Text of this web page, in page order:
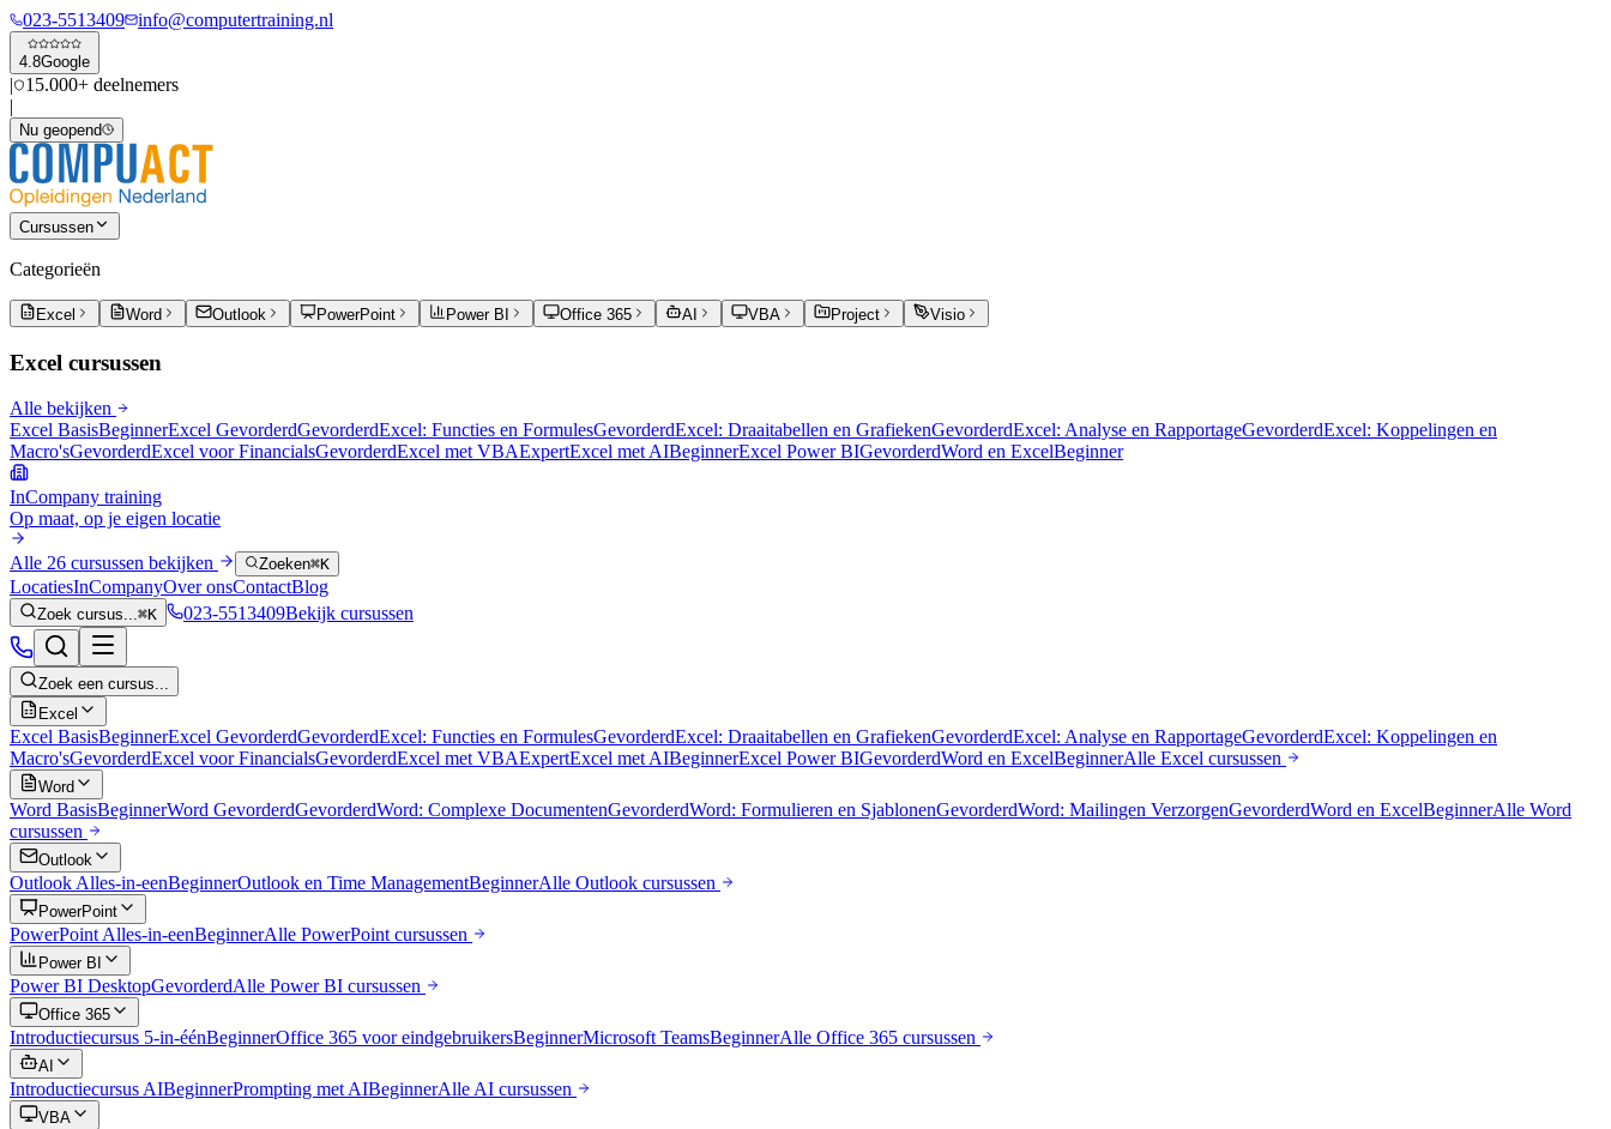
023-5513409 info@computertraining.nl
4.8Google
|
15.000+ deelnemers
|
Nu geopend
Cursussen
Categorieën
Excel Word Outlook PowerPoint Power BI Office 365 AI VBA Project Visio
Excel cursussen
Alle bekijken
Excel BasisBeginnerExcel GevorderdGevorderdExcel: Functies en FormulesGevorderdExcel: Draaitabellen en GrafiekenGevorderdExcel: Analyse en RapportageGevorderdExcel: Koppelingen en
Macro'sGevorderdExcel voor FinancialsGevorderdExcel met VBAExpertExcel met AIBeginnerExcel Power BIGevorderdWord en ExcelBeginner
InCompany training
Op maat, op je eigen locatie
Alle 26 cursussen bekijken Zoeken⌘K
LocatiesInCompanyOver onsContactBlog
Zoek cursus...⌘K 023-5513409Bekijk cursussen
Zoek een cursus...
Excel
Excel BasisBeginnerExcel GevorderdGevorderdExcel: Functies en FormulesGevorderdExcel: Draaitabellen en GrafiekenGevorderdExcel: Analyse en RapportageGevorderdExcel: Koppelingen en
Macro'sGevorderdExcel voor FinancialsGevorderdExcel met VBAExpertExcel met AIBeginnerExcel Power BIGevorderdWord en ExcelBeginnerAlle Excel cursussen
Word
Word BasisBeginnerWord GevorderdGevorderdWord: Complexe DocumentenGevorderdWord: Formulieren en SjablonenGevorderdWord: Mailingen VerzorgenGevorderdWord en ExcelBeginnerAlle Word
cursussen
Outlook
Outlook Alles-in-eenBeginnerOutlook en Time ManagementBeginnerAlle Outlook cursussen
PowerPoint
PowerPoint Alles-in-eenBeginnerAlle PowerPointcursussen
Power BI
Power BI DesktopGevorderdAlle Power BI cursussen
Office 365
Introductiecursus 5-in-éénBeginnerOffice 365 voor eindgebruikersBeginnerMicrosoft TeamsBeginnerAlle Office 365 cursussen
AI
Introductiecursus AIBeginnerPrompting met AIBeginnerAlleAI cursussen
VBA